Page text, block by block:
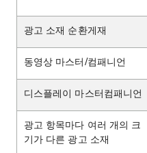
광고 소재 순환게재
동영상 마스터/컴패니언
디스플레이 마스터컴패니언
광고 항목마다 여러 개의 크
기가 다른 광고 소재